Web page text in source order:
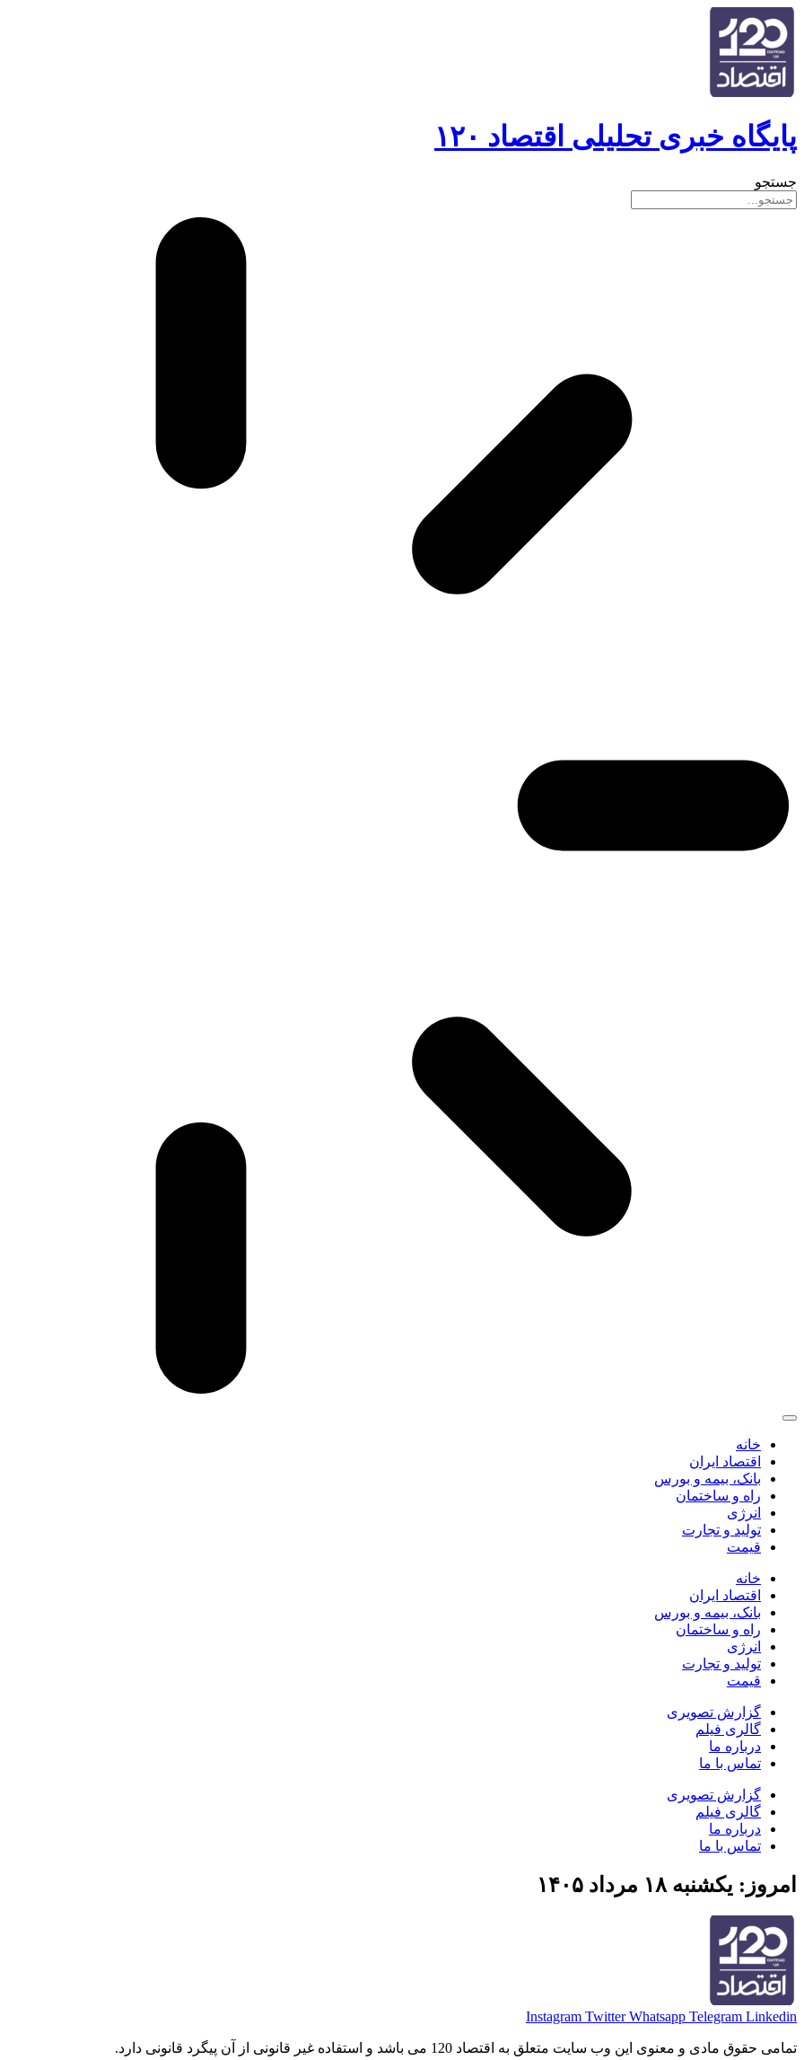
پایگاه خبری تحلیلی اقتصاد ۱۲۰
جستجو
خانه
اقتصاد ایران
بانک، بیمه و بورس
راه و ساختمان
انرژی
تولید و تجارت
قیمت
خانه
اقتصاد ایران
بانک، بیمه و بورس
راه و ساختمان
انرژی
تولید و تجارت
قیمت
گزارش تصویری
گالری فیلم
درباره ما
تماس با ما
گزارش تصویری
گالری فیلم
درباره ما
تماس با ما
امروز: یکشنبه ۱۸ مرداد ۱۴۰۵
Instagram Twitter Whatsapp Telegram Linkedin
تمامی حقوق مادی و معنوی این وب سایت متعلق به اقتصاد 120 می باشد و استفاده غیر قانونی از آن پیگرد قانونی دارد.